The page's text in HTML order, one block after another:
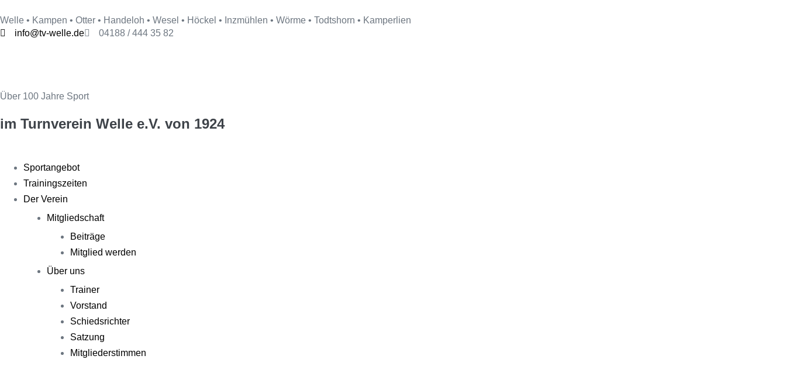
Welle • Kampen • Otter • Handeloh • Wesel • Höckel • Inzmühlen • Wörme • Todtshorn • Kamperlien
info@tv-welle.de
04188 / 444 35 82
Über 100 Jahre Sport
im Turnverein Welle e.V. von 1924
Sportangebot
Trainingszeiten
Der Verein
Mitgliedschaft
Beiträge
Mitglied werden
Über uns
Trainer
Vorstand
Schiedsrichter
Satzung
Mitgliederstimmen